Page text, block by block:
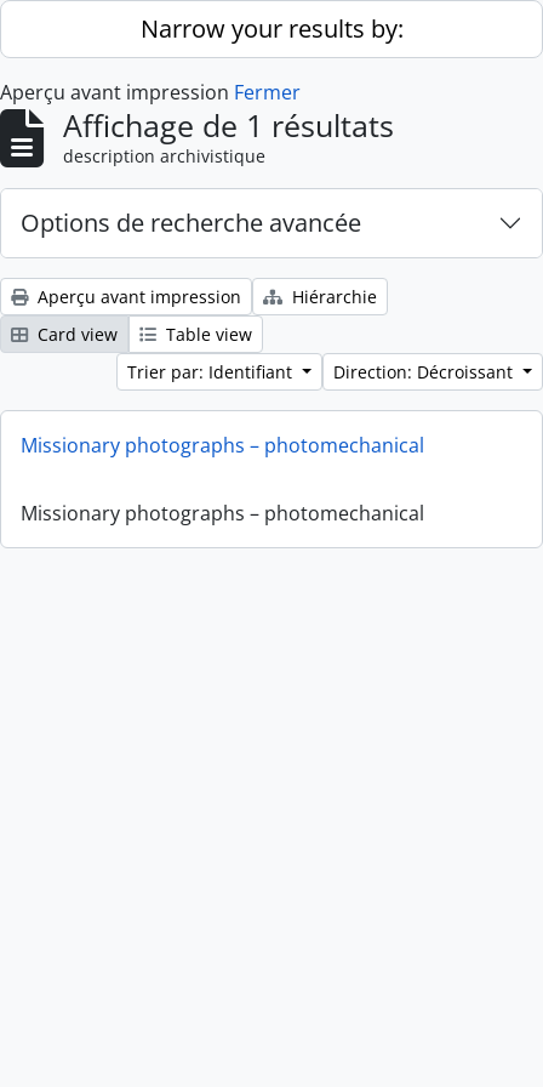
Skip to main contentNarrow your results by:
Aperçu avant impression Fermer
Affichage de 1 résultats
description archivistique
Options de recherche avancée
Aperçu avant impression
Hiérarchie
Card view
Table view
Trier par: Identifiant
Direction: Décroissant
Missionary photographs – photomechanical
Missionary photographs – photomechanical